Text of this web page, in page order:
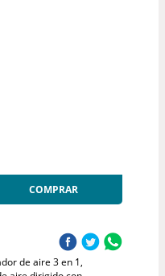
COMPRAR
de aire 3 en 1,